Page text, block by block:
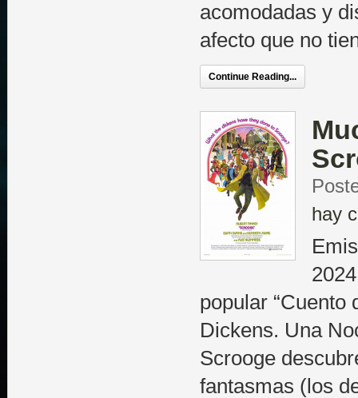
acomodadas y
afecto que no
Continue Reading...
hay
popular “Cuento
Dickens. Una
Scrooge
fantasmas (los